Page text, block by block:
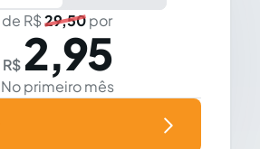
de R$29,50por
R$ 2,95
No primeiro mês